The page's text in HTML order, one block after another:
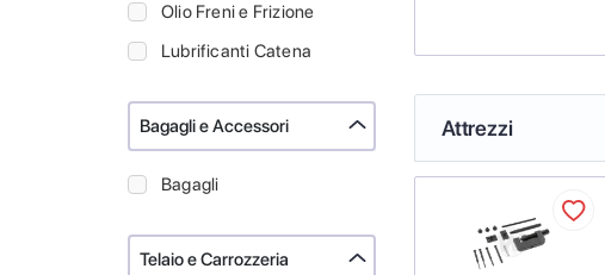
Olio Freni e Frizione
Lubrificanti Catena
Bagagli e Accessori
Bagagli
Telaio e Carrozzeria
Attrezzi